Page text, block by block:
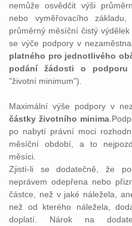
nemůže osvědčit výši
nebo vyměřovacího
průměrný měsíční čistý
se výče podpory v
platného pro jednotlivého
podání žádosti o podporu
"životní minimum").
Maximální výše podpory v
částky životního minima
po nabytí právní moci
měsíční období, a to
měsíci.
Zjistí-li se dodatečně, že
neprávem odepřena nebo
částce, než v jaké náležela,
než od kterého náležela,
doplatí. Nárok na